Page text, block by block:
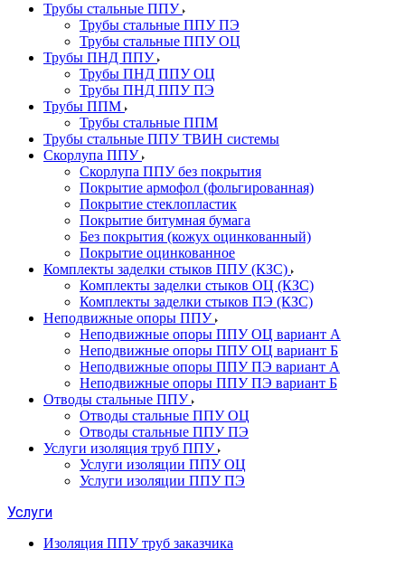
Трубы стальные ППУ
Трубы стальные ППУ ПЭ
Трубы стальные ППУ ОЦ
Трубы ПНД ППУ
Трубы ПНД ППУ ОЦ
Трубы ПНД ППУ ПЭ
Трубы ППМ
Трубы стальные ППМ
Трубы стальные ППУ ТВИН системы
Скорлупа ППУ
Скорлупа ППУ без покрытия
Покрытие армофол (фольгированная)
Покрытие стеклопластик
Покрытие битумная бумага
Без покрытия (кожух оцинкованный)
Покрытие оцинкованное
Комплекты заделки стыков ППУ (КЗС)
Комплекты заделки стыков ОЦ (КЗС)
Комплекты заделки стыков ПЭ (КЗС)
Неподвижные опоры ППУ
Неподвижные опоры ППУ ОЦ вариант А
Неподвижные опоры ППУ ОЦ вариант Б
Неподвижные опоры ППУ ПЭ вариант А
Неподвижные опоры ППУ ПЭ вариант Б
Отводы стальные ППУ
Отводы стальные ППУ ОЦ
Отводы стальные ППУ ПЭ
Услуги изоляция труб ППУ
Услуги изоляции ППУ ОЦ
Услуги изоляции ППУ ПЭ
Услуги
Изоляция ППУ труб заказчика